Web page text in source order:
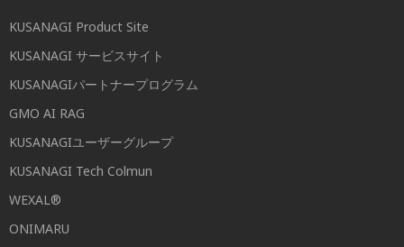
KUSANAGI Product Site
KUSANAGI サービスサイト
KUSANAGIパートナープログラム
GMO AI RAG
KUSANAGIユーザーグループ
KUSANAGI Tech Colmun
WEXAL®
ONIMARU